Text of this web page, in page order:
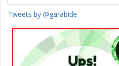
Tweets by @garabide